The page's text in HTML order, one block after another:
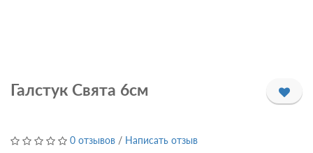
Галстук Свята 6см
0 отзывов / Написать отзыв